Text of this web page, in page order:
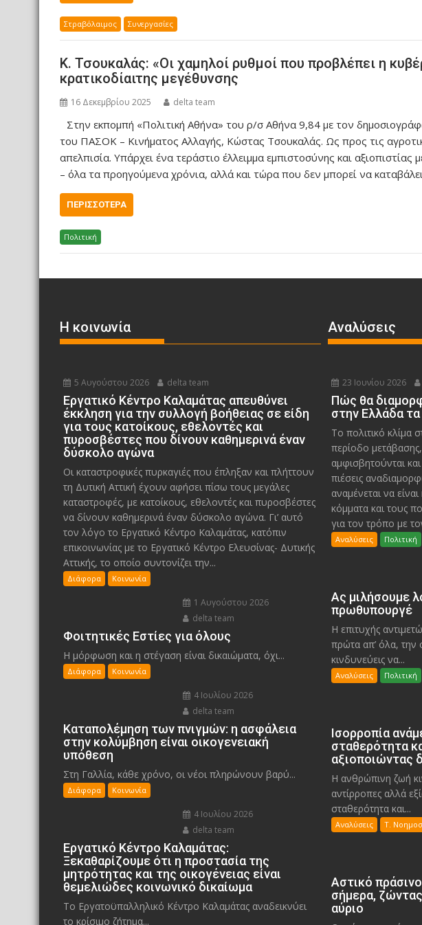
Στραβόλαιμος Συνεργασίες
Κ. Τσουκαλάς: «Οι χαμηλοί ρυθμοί που προβλέπει η
κρατικοδίαιτης μεγέθυνσης
16 Δεκεμβρίου 2025 delta team
Στην εκπομπή «Πολιτική Αθήνα» του ρ/σ Αθήνα 9,84 με τον
του ΠΑΣΟΚ – Κινήματος Αλλαγής, Κώστας Τσουκαλάς. Ως προς τις
απελπισία. Υπάρχει ένα τεράστιο έλλειμμα εμπιστοσύνης και
– όλα τα προηγούμενα χρόνια, αλλά και τώρα που δεν μπορεί να
ΠΕΡΙΣΣΌΤΕΡΑ
Πολιτική
Η κοινωνία
5 Αυγούστου 2026 delta team
Εργατικό Κέντρο Καλαμάτας απευθύνει
έκκληση για την συλλογή βοήθειας σε είδη
για τους κατοίκους, εθελοντές και
πυροσβέστες που δίνουν καθημερινά έναν
δύσκολο αγώνα
Οι καταστροφικές πυρκαγιές που έπληξαν και πλήττουν
τη Δυτική Αττική έχουν αφήσει πίσω τους μεγάλες
καταστροφές, με κατοίκους, εθελοντές και πυροσβέστες
να δίνουν καθημερινά έναν δύσκολο αγώνα. Γι’ αυτό
τον λόγο το Εργατικό Κέντρο Καλαμάτας, κατόπιν
επικοινωνίας με το Εργατικό Κέντρο Ελευσίνας- Δυτικής
Αττικής, το οποίο συντονίζει την...
Διάφορα Κοινωνία
1 Αυγούστου 2026
delta team
Φοιτητικές Εστίες για όλους
Η μόρφωση και η στέγαση είναι δικαιώματα, όχι...
Διάφορα Κοινωνία
4 Ιουλίου 2026
delta team
Καταπολέμηση των πνιγμών: η ασφάλεια
στην κολύμβηση είναι οικογενειακή
υπόθεση
Στη Γαλλία, κάθε χρόνο, οι νέοι πληρώνουν βαρύ...
Διάφορα Κοινωνία
4 Ιουλίου 2026
delta team
Εργατικό Κέντρο Καλαμάτας:
Ξεκαθαρίζουμε ότι η προστασία της
μητρότητας και της οικογένειας είναι
θεμελιώδες κοινωνικό δικαίωμα
Το Εργατοϋπαλληλικό Κέντρο Καλαμάτας αναδεικνύει
το κρίσιμο ζήτημα...
Αναλύσεις
23 Ιουνίου 2026
Πώς θα
στην Ελλάδα
Το πολιτικό κλίμα
περίοδο
αμφισβητούνται
πιέσεις
αναμένεται να
κόμματα και τους
για τον τρόπο με
Αναλύσεις Πολιτική
Ας μιλήσουμε
πρωθυπουργέ
Η επιτυχής
πρώτα απ’ όλα, την
κινδυνεύεις να...
Αναλύσεις Πολιτική
Ισορροπία
σταθερότητα
αξιοποιώντας
Η ανθρώπινη ζωή
αντίρροπες αλλά
σταθερότητα και...
Αναλύσεις Τ.
Αστικό
σήμερα,
αύριο